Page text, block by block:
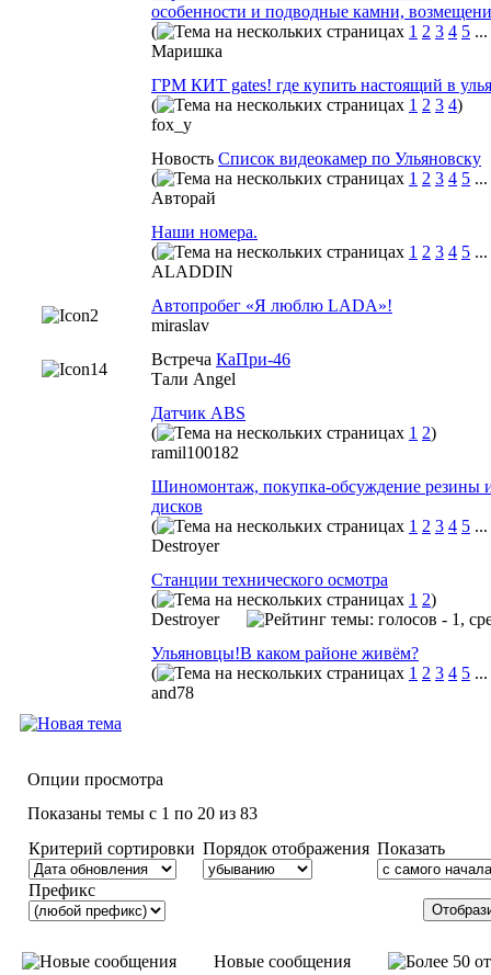
особенности и подводные камни,
(
1 2 3 4 5 ...
Маришка
ГРМ КИТ gates! где купить настоящий в
(
1 2 3 4)
fox_y
Новость Список видеокамер по Ульяновску
(
1 2 3 4 5 ...
Авторай
Наши номера.
(
1 2 3 4 5 ...
ALADDIN
Автопробег «Я люблю LADA»!
miraslav
Встреча КаПри-46
Тали Angel
Датчик ABS
(
1 2)
ramil100182
Шиномонтаж, покупка-обсуждение резины
дисков
(
1 2 3 4 5 ...
Destroyer
Станции технического осмотра
(
1 2)
Destroyer
Ульяновцы!В каком районе живём?
(
1 2 3 4 5 ...
and78
Опции просмотра
Показаны темы с 1 по 20 из 83
Критерий сортировки Порядок отображения Показать
Префикс
Новые сообщения